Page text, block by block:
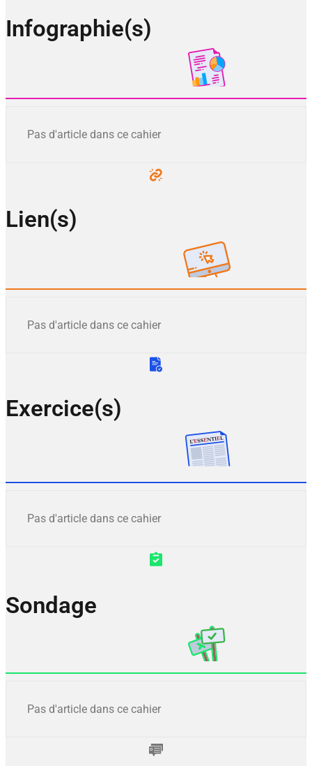
Infographie(s)
Pas d'article dans ce cahier
Lien(s)
Pas d'article dans ce cahier
Exercice(s)
Pas d'article dans ce cahier
Sondage
Pas d'article dans ce cahier